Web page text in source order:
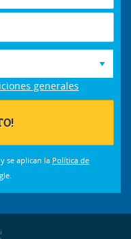
generales
se aplican la Política de